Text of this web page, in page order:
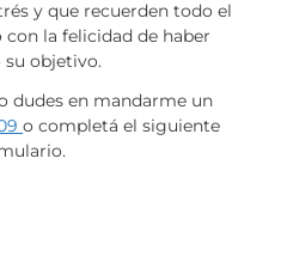
y que recuerden todo el
la felicidad de haber
su objetivo.
dudes en mandarme un
o completá el siguiente